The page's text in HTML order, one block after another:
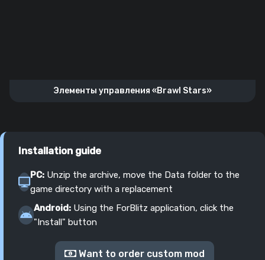
Элементы управления «Brawl Stars»
Installation guide
PC: Unzip the archive, move the Data folder to the
game directory with a replacement
Android: Using the ForBlitz application, click the
"Install" button
Want to order custom mod